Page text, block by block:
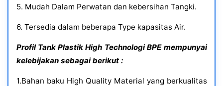
5. Mudah Dalam Perwatan dan kebersihan Tangki.
6. Tersedia dalam beberapa Type kapasitas Air.
Profil Tank Plastik High Technologi BPE mempunyai
kelebijakan sebagai berikut :
1.Bahan baku High Quality Material yang berkualitas